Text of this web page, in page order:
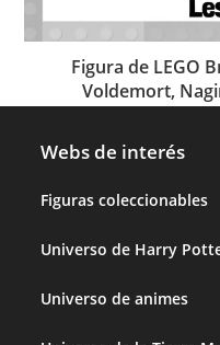
Figura de LEGO
Voldemort,
Webs de interés
Figuras coleccionables
Universo de Harry
Universo de animes